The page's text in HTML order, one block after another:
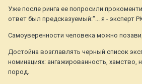
Уже после ринга ее попросили
ответ был предсказуемый:"... я - эксперт
Самоуверенности человека можно
Достойна возглавлять черный список
номинациях: ангажированность, хамство,
пород.